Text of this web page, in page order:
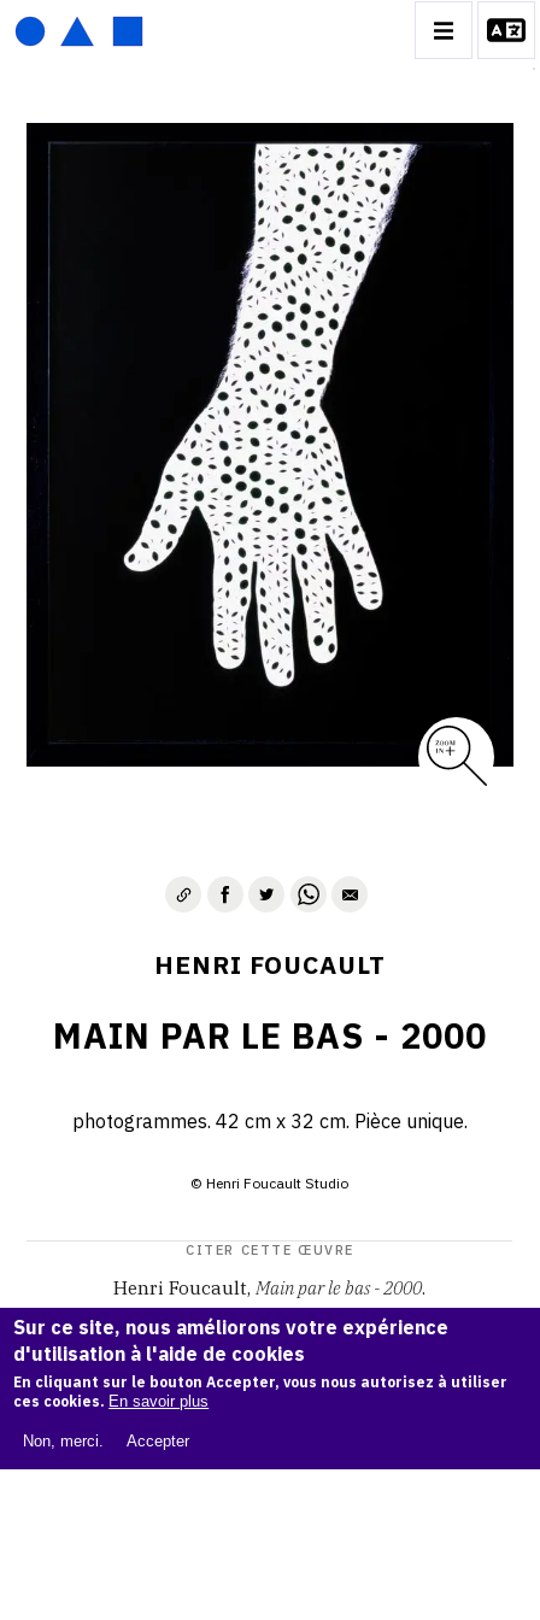
HENRI FOUCAULT
BIOGRAPHIE
CATALOGUE DES OEUVRES
01_SCULPTURE
02_PHOTOGRAPHIQUE
03_COLLAGES
04_DESSINS
05_MONOTYPE
06_ARCHIVES
CONTACT
HENRI FOUCAULT
MAIN PAR LE BAS - 2000
photogrammes. 42 cm x 32 cm. Pièce unique.
© Henri Foucault Studio
CITER CETTE ŒUVRE
Henri Foucault, Main par le bas - 2000.
Catalogue raisonné Henri Foucault
ark:38997/o169
vr
COPIER LA CITATION
Demande d'information
Sur ce site, nous améliorons votre expérience
d'utilisation à l'aide de cookies
En cliquant sur le bouton Accepter, vous nous autorisez à utiliser
ces cookies. En savoir plus
Non, merci. Accepter